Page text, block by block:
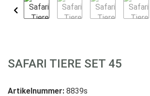
SAFARI TIERE SET 45
Artikelnummer: 8839s